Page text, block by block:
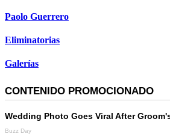
Paolo Guerrero
Eliminatorias
Galerías